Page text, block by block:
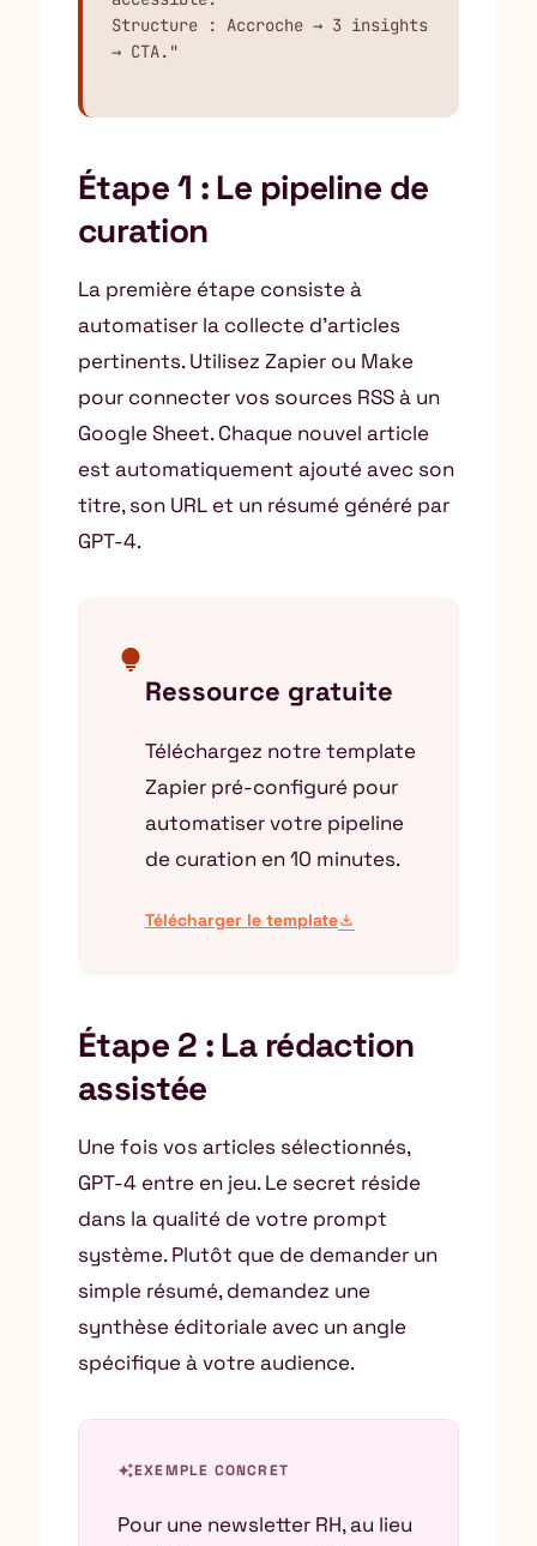
Structure : Accroche → 3 insights
→ CTA."
Étape 1 : Le pipeline de
curation
La première étape consiste à
automatiser la collecte d’articles
pertinents. Utilisez Zapier ou Make
pour connecter vos sources RSS à un
Google Sheet. Chaque nouvel article
est automatiquement ajouté avec son
titre, son URL et un résumé généré par
GPT-4.
lightbulb
Ressource gratuite
Téléchargez notre template
Zapier pré-configuré pour
automatiser votre pipeline
de curation en 10 minutes.
Télécharger le templatedownload
Étape 2 : La rédaction
assistée
Une fois vos articles sélectionnés,
GPT-4 entre en jeu. Le secret réside
dans la qualité de votre prompt
système. Plutôt que de demander un
simple résumé, demandez une
synthèse éditoriale avec un angle
spécifique à votre audience.
auto_awesomeEXEMPLE CONCRET
Pour une newsletter RH, au lieu